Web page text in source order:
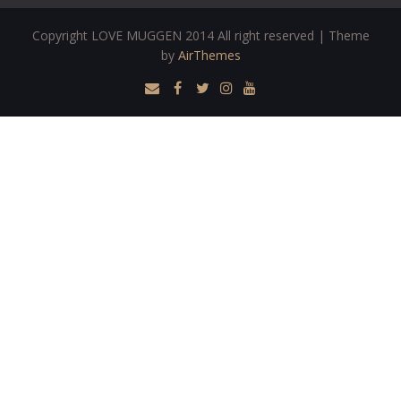
Copyright LOVE MUGGEN 2014 All right reserved | Theme
by AirThemes